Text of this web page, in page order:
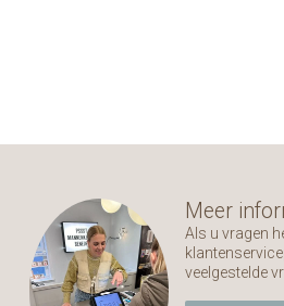
Meer
Als u vragen
veelgestelde